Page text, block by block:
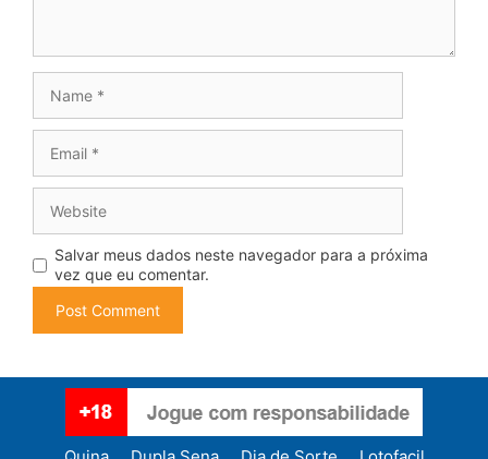
Salvar meus dados neste navegador para a próxima
vez que eu comentar.